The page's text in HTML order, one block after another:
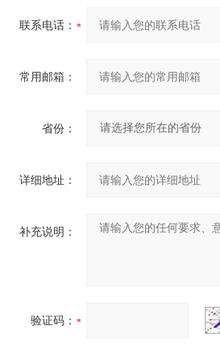
联系电话：
常用邮箱：
省份：
详细地址：
补充说明：
验证码：